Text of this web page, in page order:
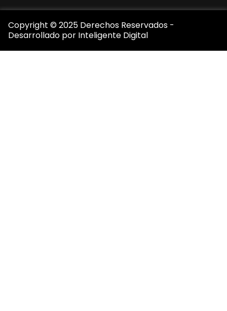
Copyright © 2025 Derechos Reservados -
Desarrollado por Inteligente Digital